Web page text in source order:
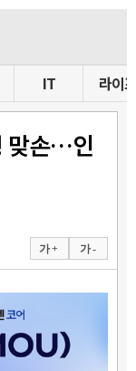
IT 라이프
맞손…인
가 + 가 -